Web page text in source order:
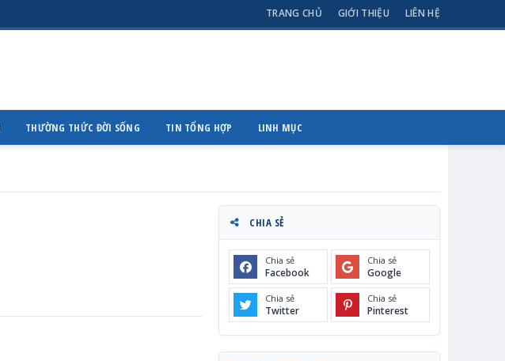
TRANG CHỦ GIỚI THIỆU LIÊN HỆ
THƯỜNG THỨC ĐỜI SỐNG TIN TỔNG HỢP LINH MỤC
CHIA SẺ
Chia sẻ
Facebook
Chia sẻ
Google
Chia sẻ
Twitter
Chia sẻ
Pinterest